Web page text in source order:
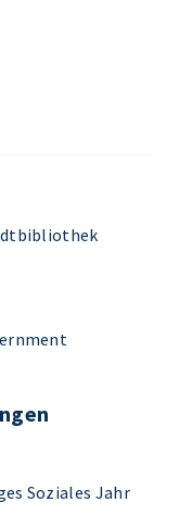
Soziales Jahr